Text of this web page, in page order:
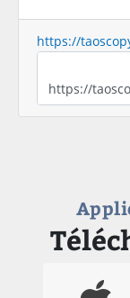
https://